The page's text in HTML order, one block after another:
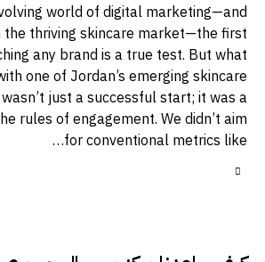
world of digital marketing—and
the thriving skincare market—the first
any brand is a true test. But what
one of Jordan’s emerging skincare
wasn’t just a successful start; it was a
rules of engagement. We didn’t aim
for conventional metrics like…